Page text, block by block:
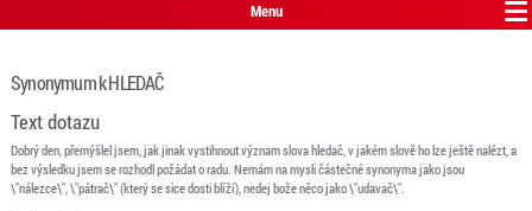
Menu
Synonymum k HLEDAČ
Text dotazu
Dobrý den, přemýšlel jsem, jak jinak vystihnout význam slova hledač, v jakém slově ho lze ještě nalézt, a
bez výsledku jsem se rozhodl požádat o radu. Nemám na mysli částečné synonyma jako jsou
\"nálezce\", \"pátrač\" (který se sice dosti blíží), nedej bože něco jako \"udavač\".